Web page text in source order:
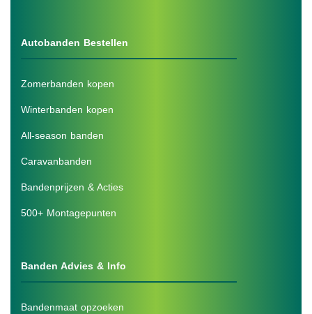
Autobanden Bestellen
Zomerbanden kopen
Winterbanden kopen
All-season banden
Caravanbanden
Bandenprijzen & Acties
500+ Montagepunten
Banden Advies & Info
Bandenmaat opzoeken